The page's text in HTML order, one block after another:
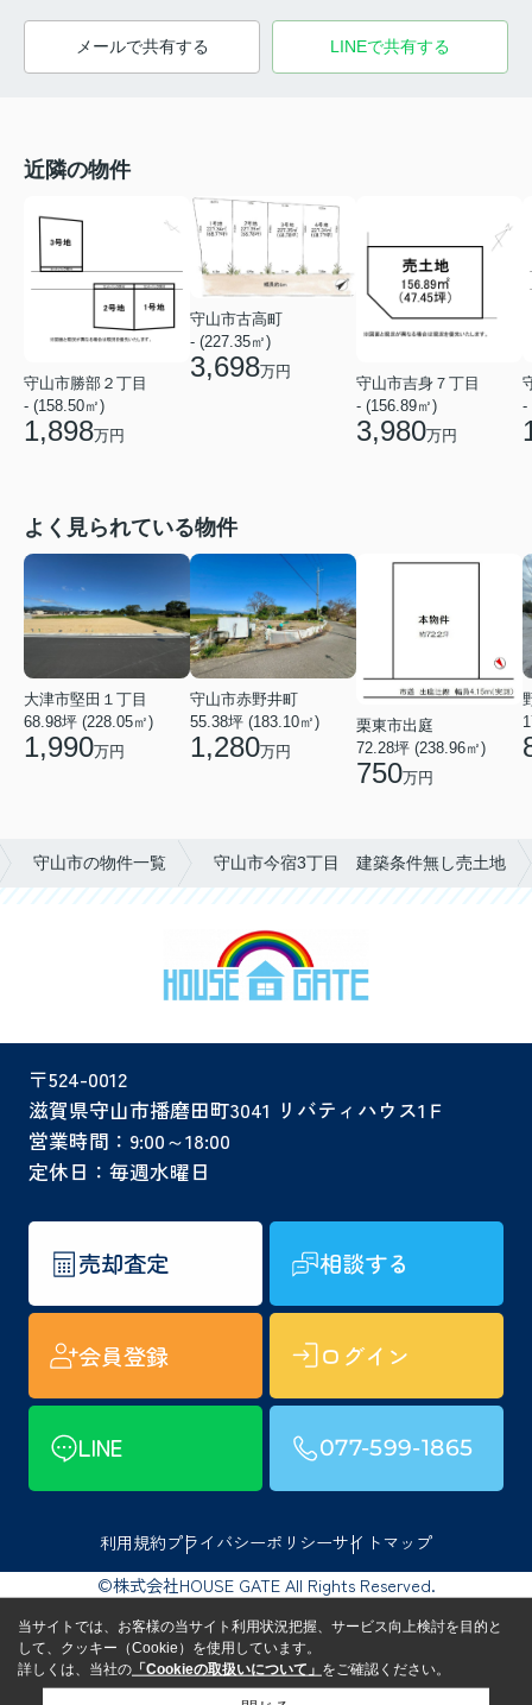
メールで共有する LINEで共有する
近隣の物件
守山市勝部２丁目
- (158.50㎡)
1,898万円
守山市古高町
- (227.35㎡)
3,698万円
守山市吉身７丁目
- (156.89㎡)
3,980万円
-
よく見られている物件
大津市堅田１丁目
68.98坪 (228.05㎡)
1,990万円
守山市赤野井町
55.38坪 (183.10㎡)
1,280万円
栗東市出庭
72.28坪 (238.96㎡)
750万円
守山市の物件一覧 守山市今宿3丁目 建築条件無し売土地
〒524-0012
滋賀県守山市播磨田町3041 リバティハウス1Ｆ
営業時間：9:00～18:00
定休日：毎週水曜日
売却査定 相談する
会員登録 ログイン
LINE 077-599-1865
利用規約プライバシーポリシーサイトマップ
©株式会社HOUSE GATE All Rights Reserved.
当サイトでは、お客様の当サイト利用状況把握、サービス向上検討を目的と
して、クッキー（Cookie）を使用しています。
詳しくは、当社の 「Cookieの取扱いについて」 をご確認ください。